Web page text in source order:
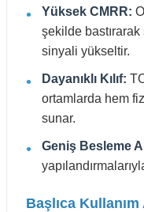
Yüksek CMRR:
şekilde
sinyali yükseltir.
Dayanıklı Kılıf:
ortamlarda hem
sunar.
Geniş Besleme
Başlıca Kullanım